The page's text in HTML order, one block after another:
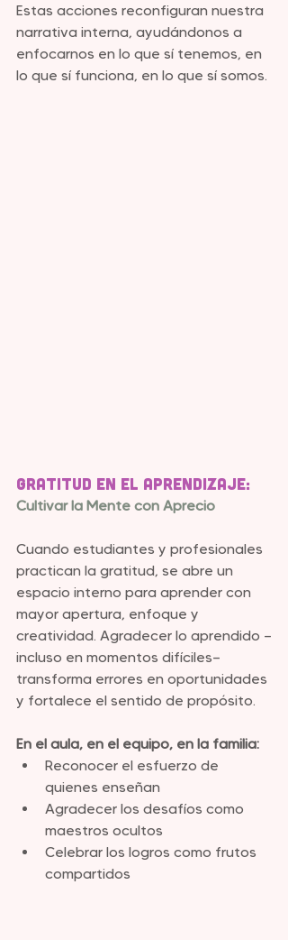
Estas acciones reconfiguran nuestra
narrativa interna, ayudándonos a
enfocarnos en lo que sí tenemos, en
lo que sí funciona, en lo que sí somos.
Gratitud en el Aprendizaje:
Cultivar la Mente con Aprecio
Cuando estudiantes y profesionales
practican la gratitud, se abre un
espacio interno para aprender con
mayor apertura, enfoque y
creatividad. Agradecer lo aprendido —
incluso en momentos difíciles—
transforma errores en oportunidades
y fortalece el sentido de propósito.
En el aula, en el equipo, en la familia:
Reconocer el esfuerzo de
quienes enseñan
Agradecer los desafíos como
maestros ocultos
Celebrar los logros como frutos
compartidos